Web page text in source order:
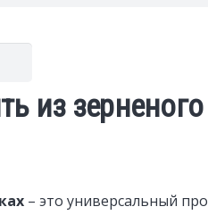
из
– это универсальный